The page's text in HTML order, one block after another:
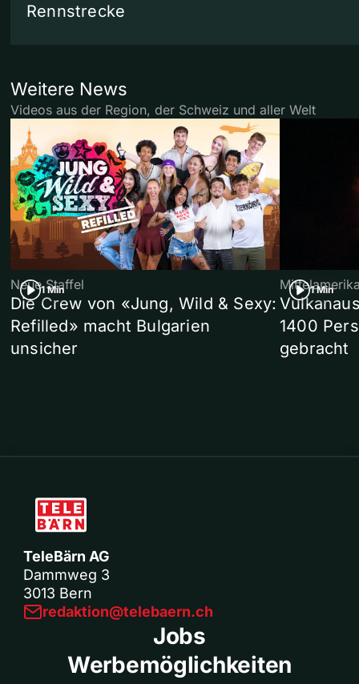
Rennstrecke
Weitere News
Videos aus der Region, der Schweiz und aller Welt
1 Min
Neue Staffel
Die Crew von «Jung, Wild & Sexy:
Refilled» macht Bulgarien
unsicher
1 Min
1400
gebracht
TeleBärn AG
Dammweg 3
3013 Bern
redaktion@telebaern.ch
Jobs
Werbemöglichkeiten